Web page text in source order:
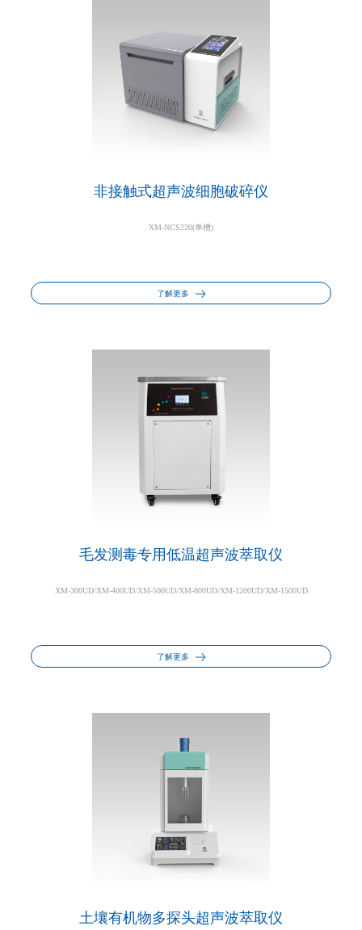
非接触式超声波细胞破碎仪
XM-NCS220(单槽)
了解更多
毛发测毒专用低温超声波萃取仪
XM-300UD/XM-400UD/XM-500UD/XM-800UD/XM-1200UD/XM-1500UD
了解更多
土壤有机物多探头超声波萃取仪